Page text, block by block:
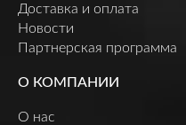
Доставка и оплата
Новости
Партнерская программа
О КОМПАНИИ
О нас